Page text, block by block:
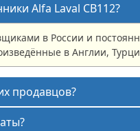
Alfa Laval CB112?
в России и
в Англии,
продавцов?